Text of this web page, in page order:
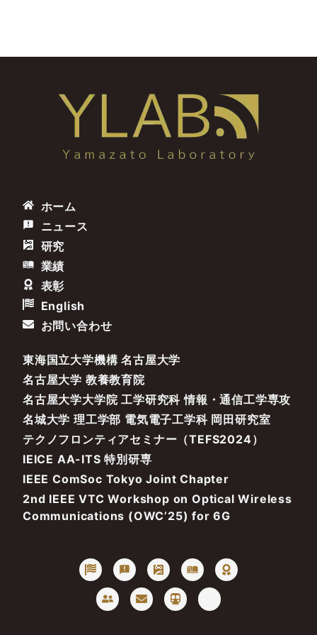
ホーム
ニュース
研究
業績
表彰
English
お問い合わせ
東海国立大学機構 名古屋大学
名古屋大学 教養教育院
名古屋大学大学院 工学研究科 情報・通信工学専攻
名城大学 理工学部 電気電子工学科 岡田研究室
テクノフロンティアセミナー（TEFS2024）
IEICE AA-ITS 特別研専
IEEE ComSoc Tokyo Joint Chapter
2nd IEEE VTC Workshop on Optical Wireless
Communications (OWC’25) for 6G